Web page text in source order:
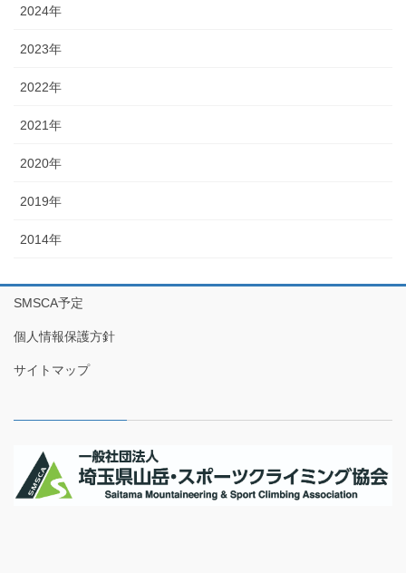
2024年
2023年
2022年
2021年
2020年
2019年
2014年
SMSCA予定
個人情報保護方針
サイトマップ